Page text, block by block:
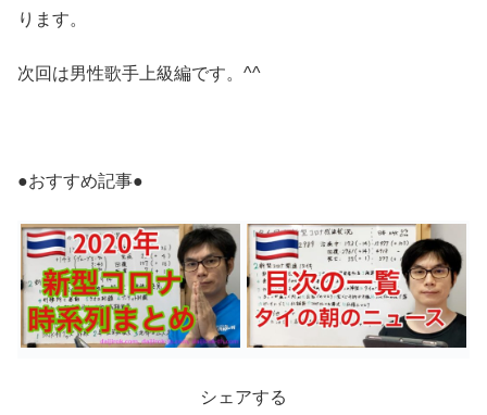
ります。
次回は男性歌手上級編です。^^
●おすすめ記事●
シェアする